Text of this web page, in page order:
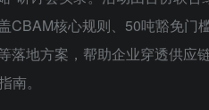
CBAM核心规则、50吨豁免
落地方案，帮助企业穿透供
南。